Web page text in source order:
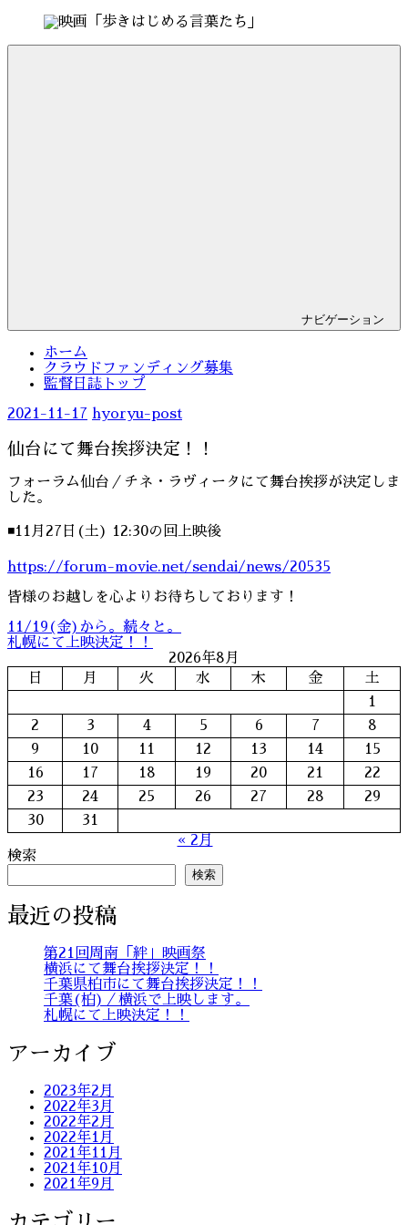
テ
督
another
ナビゲーション
ホーム
クラウドファンディング募集
監督日誌トップ
2021-11-17 hyoryu-post
仙台にて舞台挨拶決定！！
フォーラム仙台／チネ・ラヴィータにて舞台挨拶が決定しま
した。
◾️11月27日(土) 12:30の回上映後
https://forum-movie.net/sendai/news/20535
皆様のお越しを心よりお待ちしております！
監
督
投
稿
前
の
11/19(金)から。続々と。
次
稿:
札幌にて上映決定！！
2026年8月
日
月 火 水 木 金
土
1
2
3 4 5 6 7
8
9
10 11 12 13 14
15
16
17 18 19 20 21
22
23
24 25 26 27 28
29
30
31
« 2月
検索
検索
最近の投稿
第21回周南「絆」映画祭
横浜にて舞台挨拶決定！！
千葉県柏市にて舞台挨拶決定！！
千葉(柏)／横浜で上映します。
札幌にて上映決定！！
アーカイブ
2023年2月
2022年3月
2022年2月
2022年1月
2021年11月
2021年10月
2021年9月